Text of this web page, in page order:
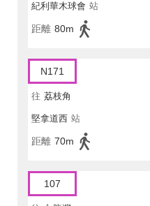
紀利華木球會 站
距離 80m
N171
往 荔枝角
堅拿道西 站
距離 70m
107